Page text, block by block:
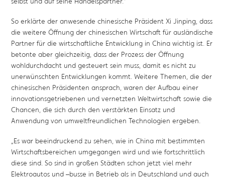
So erklärte der anwesende chinesische Präsident Xi Jinping, dass
die weitere Öffnung der chinesischen Wirtschaft für ausländische
Partner für die wirtschaftliche Entwicklung in China wichtig ist. Er
betonte aber gleichzeitig, dass der Prozess der Öffnung
wohldurchdacht und gesteuert sein muss, damit es nicht zu
unerwünschten Entwicklungen kommt. Weitere Themen, die der
chinesischen Präsidenten ansprach, waren der Aufbau einer
innovationsgetriebenen und vernetzten Weltwirtschaft sowie die
Chancen, die sich durch den verstärkten Einsatz und
Anwendung von umweltfreundlichen Technologien ergeben.
„Es war beeindruckend zu sehen, wie in China mit bestimmten
Wirtschaftsbereichen umgegangen wird und wie fortschrittlich
diese sind. So sind in großen Städten schon jetzt viel mehr
Elektroautos und –busse in Betrieb als in Deutschland und auch